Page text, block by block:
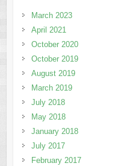
March 2023
April 2021
October 2020
October 2019
August 2019
March 2019
July 2018
May 2018
January 2018
July 2017
February 2017